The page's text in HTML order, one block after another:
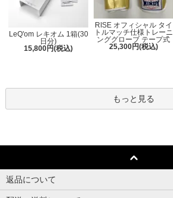
LeQ'om レキオム 1箱(30
日分)
15,800円(税込)
RISE オフィシャル タイ
トルマッチ仕様トレーニ
ンググローブ テープ式
25,300円(税込)
もっと見る
返品について